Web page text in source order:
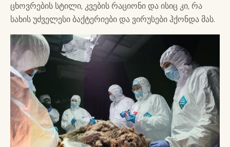
ცხოვრების სტილი, კვების რაციონი და ისიც კი, რა
სახის უძველესი ბაქტერიები და ვირუსები ჰქონდა მას.